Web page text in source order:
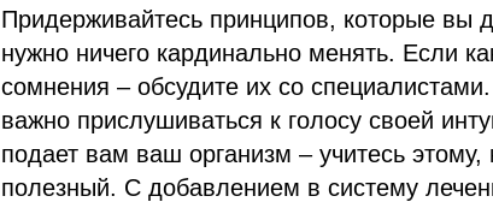
Придерживайтесь принципов, которые вы
нужно ничего кардинально менять. Если
сомнения – обсудите их со
важно прислушиваться к голосу своей
подает вам ваш организм – учитесь
полезный. С добавлением в систему